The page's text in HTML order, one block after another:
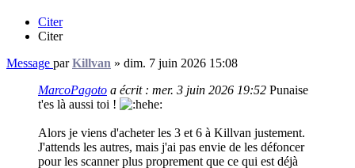
Citer
Citer
Message parKillvan » dim. 7 juin 2026 15:08
MarcoPagoto a écrit : mer. 3 juin 2026 19:52 Punaise
t'es là aussi toi !
Alors je viens d'acheter les 3 et 6 à Killvan justement.
J'attends les autres, mais j'ai pas envie de les défoncer
pour les scanner plus proprement que ce qui est déjà